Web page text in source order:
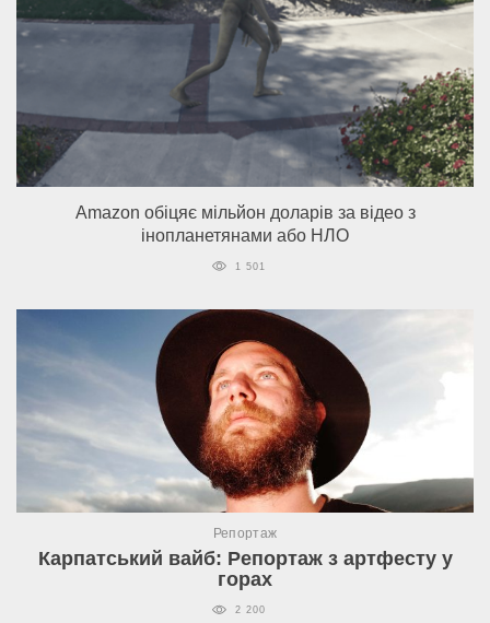
Amazon обіцяє мільйон доларів за відео з
інопланетянами або НЛО
1 501
Репортаж
Карпатський вайб: Репортаж з артфесту у
горах
2 200